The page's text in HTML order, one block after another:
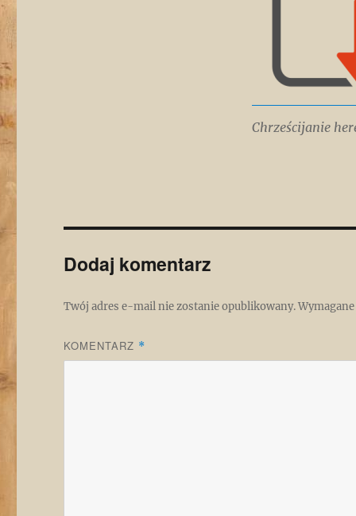
Chrześcijanie
Dodaj komentarz
Twój adres e-mail nie zostanie opublikowany.
KOMENTARZ *